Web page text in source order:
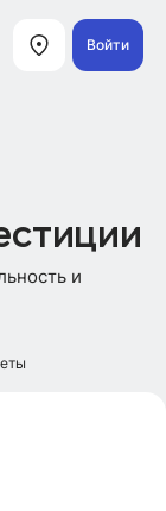
Войти
и